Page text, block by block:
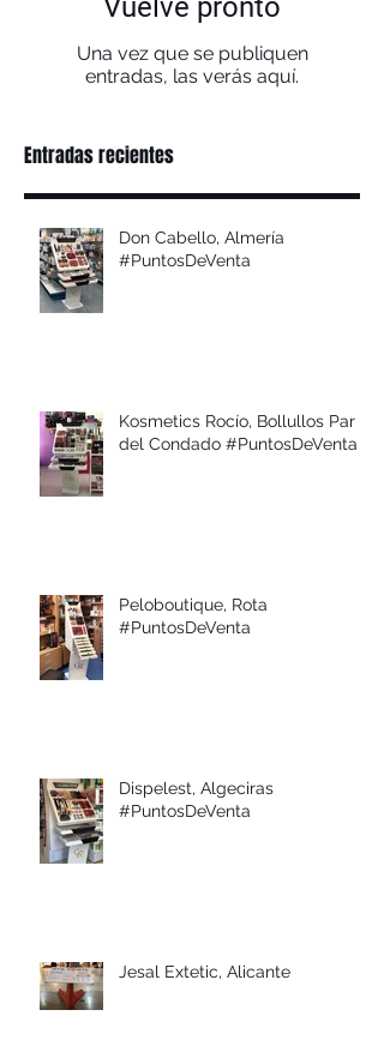
Vuelve pronto
Una vez que se publiquen
entradas, las verás aquí.
Entradas recientes
Don Cabello, Almería
#PuntosDeVenta
Kosmetics Rocío, Bollullos Par
del Condado #PuntosDeVenta
Peloboutique, Rota
#PuntosDeVenta
Dispelest, Algeciras
#PuntosDeVenta
Jesal Extetic, Alicante